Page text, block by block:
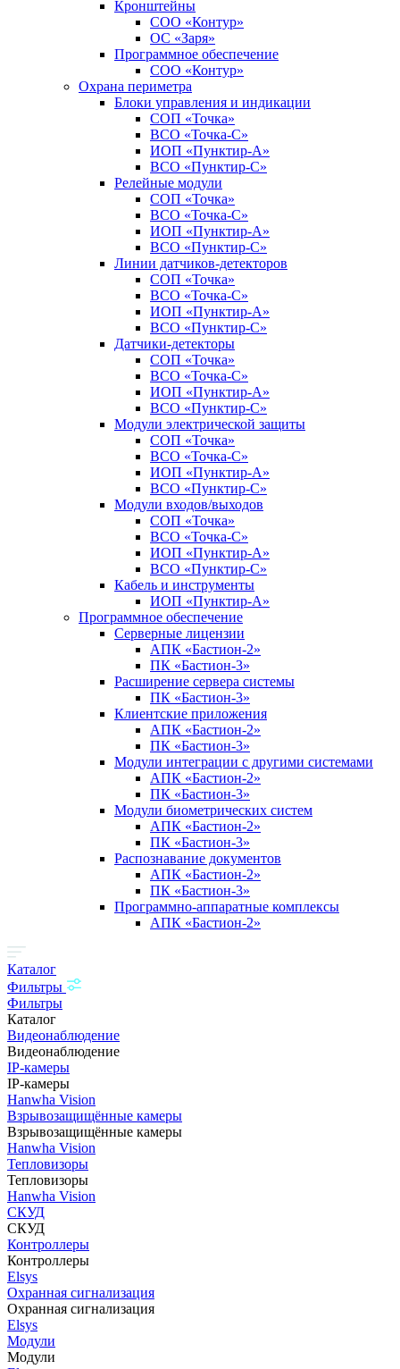
Кронштейны
СОО «Контур»
ОС «Заря»
Программное обеспечение
СОО «Контур»
Охрана периметра
Блоки управления и индикации
СОП «Точка»
ВСО «Точка-С»
ИОП «Пунктир-А»
ВСО «Пунктир-С»
Релейные модули
СОП «Точка»
ВСО «Точка-С»
ИОП «Пунктир-А»
ВСО «Пунктир-С»
Линии датчиков-детекторов
СОП «Точка»
ВСО «Точка-С»
ИОП «Пунктир-А»
ВСО «Пунктир-С»
Датчики-детекторы
СОП «Точка»
ВСО «Точка-С»
ИОП «Пунктир-А»
ВСО «Пунктир-С»
Модули электрической защиты
СОП «Точка»
ВСО «Точка-С»
ИОП «Пунктир-А»
ВСО «Пунктир-С»
Модули входов/выходов
СОП «Точка»
ВСО «Точка-С»
ИОП «Пунктир-А»
ВСО «Пунктир-С»
Кабель и инструменты
ИОП «Пунктир-А»
Программное обеспечение
Серверные лицензии
АПК «Бастион-2»
ПК «Бастион-3»
Расширение сервера системы
ПК «Бастион-3»
Клиентские приложения
АПК «Бастион-2»
ПК «Бастион-3»
Модули интеграции с другими системами
АПК «Бастион-2»
ПК «Бастион-3»
Модули биометрических систем
АПК «Бастион-2»
ПК «Бастион-3»
Распознавание документов
АПК «Бастион-2»
ПК «Бастион-3»
Программно-аппаратные комплексы
АПК «Бастион-2»
Каталог
Фильтры
Фильтры
Каталог
Видеонаблюдение
Видеонаблюдение
IP-камеры
IP-камеры
Hanwha Vision
Взрывозащищённые камеры
Взрывозащищённые камеры
Hanwha Vision
Тепловизоры
Тепловизоры
Hanwha Vision
СКУД
СКУД
Контроллеры
Контроллеры
Elsys
Охранная сигнализация
Охранная сигнализация
Elsys
Модули
Модули